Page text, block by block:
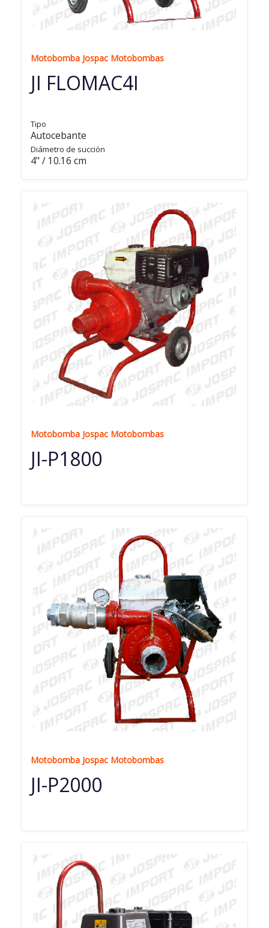
Motobomba Jospac Motobombas
JI FLOMAC4I
Tipo
Autocebante
Diámetro de succión
4" / 10.16 cm
Motobomba Jospac Motobombas
JI-P1800
Motobomba Jospac Motobombas
JI-P2000